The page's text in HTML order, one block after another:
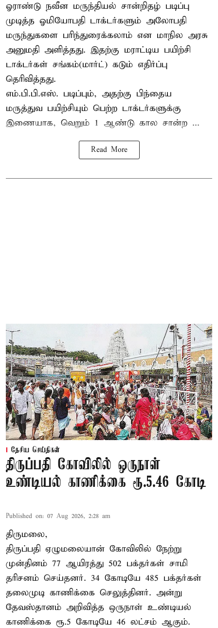
ஓராண்டு நவீன மருந்தியல் சான்றிதழ் படிப்பு
முடித்த ஓமியோபதி டாக்டர்களும் அலோபதி
மருந்துகளை பரிந்துரைக்கலாம் என மாநில அரசு
அனுமதி அளித்தது. இதற்கு மராட்டிய பயிற்சி
டாக்டர்கள் சங்கம்(மார்ட்) கடும் எதிர்ப்பு
தெரிவித்தது.
எம்.பி.பி.எஸ். படிப்பும், அதற்கு பிந்தைய
மருத்துவ பயிற்சியும் பெற்ற டாக்டர்களுக்கு
இணையாக, வெறும் 1 ஆண்டு கால சான்ற ...
Read More
தேசிய செய்திகள்
திருப்பதி கோவிலில் ஒருநாள்
உண்டியல் காணிக்கை ரூ.5.46 கோடி
Published on: 07 Aug 2026, 2:28 am
திருமலை,
திருப்பதி ஏழுமலையான் கோவிலில் நேற்று
முன்தினம் 77 ஆயிரத்து 502 பக்தர்கள் சாமி
தரிசனம் செய்தனர். 34 கோடியே 485 பக்தர்கள்
தலைமுடி காணிக்கை செலுத்தினர். அன்று
தேவஸ்தானம் அறிவித்த ஒருநாள் உண்டியல்
காணிக்கை ரூ.5 கோடியே 46 லட்சம் ஆகும்.